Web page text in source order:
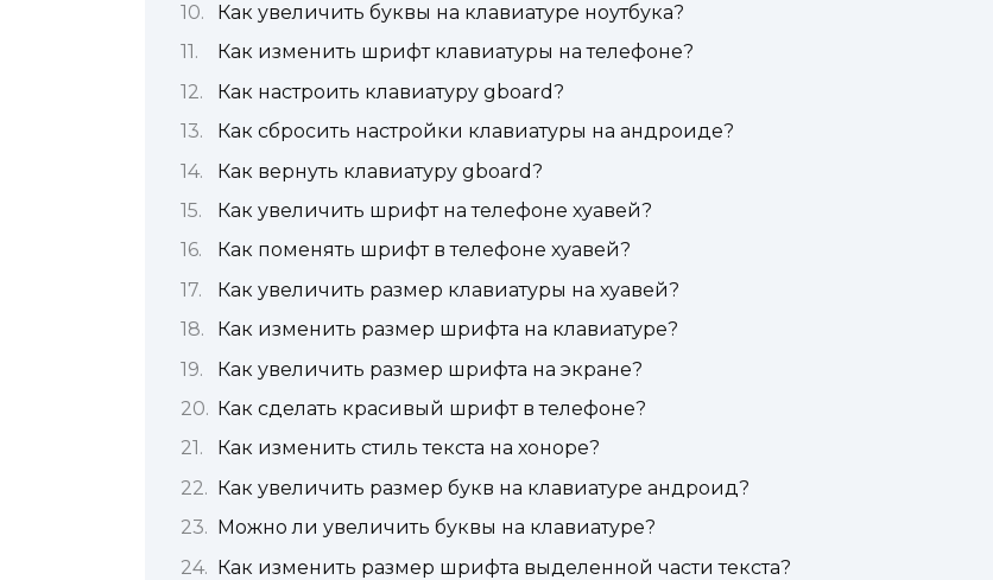
Как увеличить буквы на клавиатуре ноутбука?
Как изменить шрифт клавиатуры на телефоне?
Как настроить клавиатуру gboard?
Как сбросить настройки клавиатуры на андроиде?
Как вернуть клавиатуру gboard?
Как увеличить шрифт на телефоне хуавей?
Как поменять шрифт в телефоне хуавей?
Как увеличить размер клавиатуры на хуавей?
Как изменить размер шрифта на клавиатуре?
Как увеличить размер шрифта на экране?
Как сделать красивый шрифт в телефоне?
Как изменить стиль текста на хоноре?
Как увеличить размер букв на клавиатуре андроид?
Можно ли увеличить буквы на клавиатуре?
Как изменить размер шрифта выделенной части текста?